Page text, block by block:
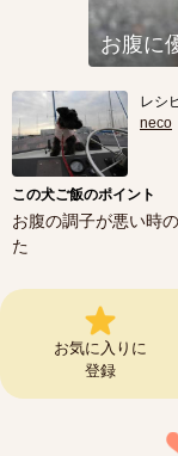
お腹に
レシ
neco
この犬ご飯のポイント
お腹の調子が悪い時
た
お気に入りに
登録